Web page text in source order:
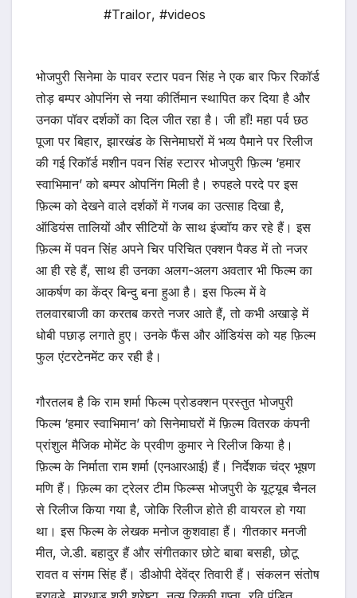
#Trailor, #videos
भोजपुरी सिनेमा के पावर स्टार पवन सिंह ने एक बार फिर रिकॉर्ड
तोड़ बम्पर ओपनिंग से नया कीर्तिमान स्थापित कर दिया है और
उनका पॉवर दर्शकों का दिल जीत रहा है। जी हाँ! महा पर्व छठ
पूजा पर बिहार, झारखंड के सिनेमाघरों में भव्य पैमाने पर रिलीज
की गई रिकॉर्ड मशीन पवन सिंह स्टारर भोजपुरी फ़िल्म ‘हमार
स्वाभिमान’ को बम्पर ओपनिंग मिली है। रुपहले परदे पर इस
फ़िल्म को देखने वाले दर्शकों में गजब का उत्साह दिखा है,
ऑडियंस तालियों और सीटियों के साथ इंज्वॉय कर रहे हैं। इस
फ़िल्म में पवन सिंह अपने चिर परिचित एक्शन पैक्ड में तो नजर
आ ही रहे हैं, साथ ही उनका अलग-अलग अवतार भी फिल्म का
आकर्षण का केंद्र बिन्दु बना हुआ है। इस फिल्म में वे
तलवारबाजी का करतब करते नजर आते हैं, तो कभी अखाड़े में
धोबी पछाड़ लगाते हुए। उनके फैंस और ऑडियंस को यह फ़िल्म
फुल एंटरटेनमेंट कर रही है।
गौरतलब है कि राम शर्मा फिल्म प्रोडक्शन प्रस्तुत भोजपुरी
फिल्म ‘हमार स्वाभिमान’ को सिनेमाघरों में फ़िल्म वितरक कंपनी
प्रांशुल मैजिक मोमेंट के प्रवीण कुमार ने रिलीज किया है।
फ़िल्म के निर्माता राम शर्मा (एनआरआई) हैं। निर्देशक चंद्र भूषण
मणि हैं। फ़िल्म का ट्रेलर टीम फिल्म्स भोजपुरी के यूट्यूब चैनल
से रिलीज किया गया है, जोकि रिलीज होते ही वायरल हो गया
था। इस फिल्म के लेखक मनोज कुशवाहा हैं। गीतकार मनजी
मीत, जे.डी. बहादुर हैं और संगीतकार छोटे बाबा बसही, छोटू
रावत व संगम सिंह हैं। डीओपी देवेंद्र तिवारी हैं। संकलन संतोष